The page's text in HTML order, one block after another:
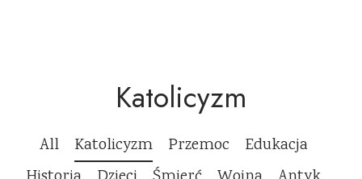
Katolicyzm
All Katolicyzm Przemoc
Edukacja